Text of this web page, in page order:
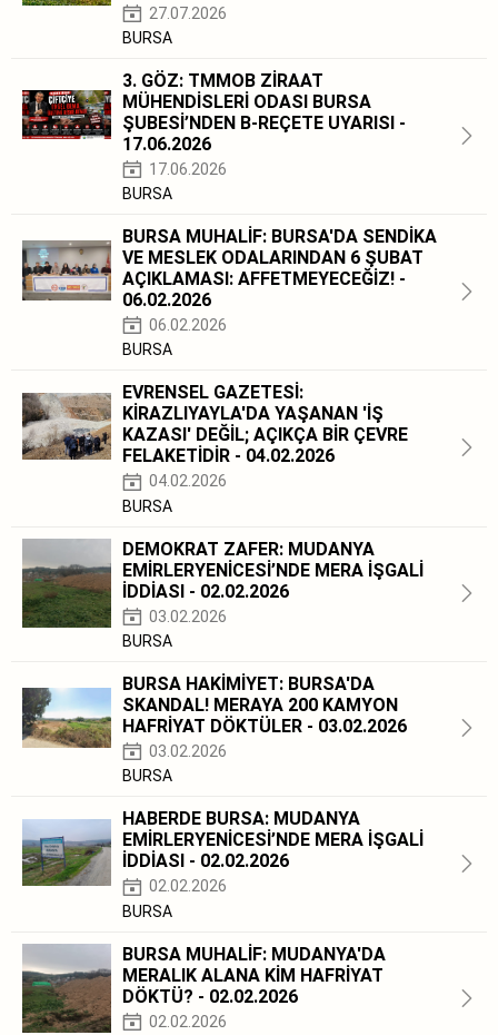
27.07.2026
BURSA
3. GÖZ: TMMOB ZİRAAT
MÜHENDİSLERİ ODASI BURSA
ŞUBESİ’NDEN B-REÇETE UYARISI -
17.06.2026
17.06.2026
BURSA
BURSA MUHALİF: BURSA'DA SENDİKA
VE MESLEK ODALARINDAN 6 ŞUBAT
AÇIKLAMASI: AFFETMEYECEĞİZ! -
06.02.2026
06.02.2026
BURSA
EVRENSEL GAZETESİ:
KİRAZLIYAYLA'DA YAŞANAN 'İŞ
KAZASI' DEĞİL; AÇIKÇA BİR ÇEVRE
FELAKETİDİR - 04.02.2026
04.02.2026
BURSA
DEMOKRAT ZAFER: MUDANYA
EMİRLERYENİCESİ’NDE MERA İŞGALİ
İDDİASI - 02.02.2026
03.02.2026
BURSA
BURSA HAKİMİYET: BURSA'DA
SKANDAL! MERAYA 200 KAMYON
HAFRİYAT DÖKTÜLER - 03.02.2026
03.02.2026
BURSA
HABERDE BURSA: MUDANYA
EMİRLERYENİCESİ’NDE MERA İŞGALİ
İDDİASI - 02.02.2026
02.02.2026
BURSA
BURSA MUHALİF: MUDANYA'DA
MERALIK ALANA KİM HAFRİYAT
DÖKTÜ? - 02.02.2026
02.02.2026